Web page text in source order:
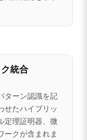
統合
ターン認識を記
せたハイブリッ
定理証明器、微
ークが含まれま